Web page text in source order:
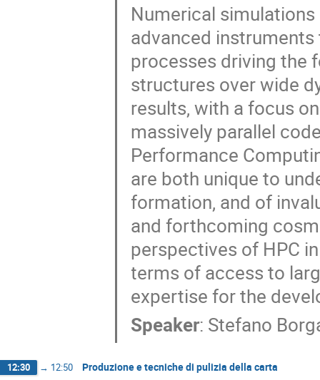
Numerical
advanced
processes driving the
structures over wide
results, with a focus
massively parallel
Performance
are both unique to
formation, and of
and forthcoming
perspectives of HPC
terms of access to
expertise for the
Speaker: Stefano
12:30 → 12:50 Produzione e tecniche di pulizia della carta